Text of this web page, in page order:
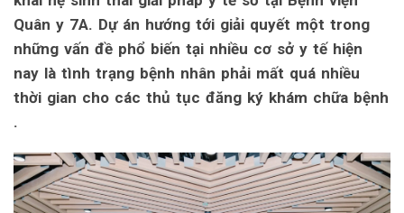
Quân y 7A. Dự án hướng tới giải quyết một trong
những vấn đề phổ biến tại nhiều cơ sở y tế hiện
nay là tình trạng bệnh nhân phải mất quá nhiều
thời gian cho các thủ tục đăng ký khám chữa bệnh
.